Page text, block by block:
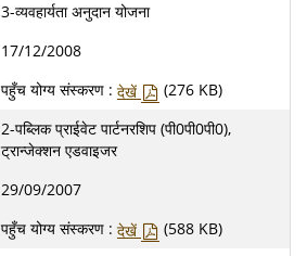
3-व्‍यवहार्यता अनुदान योजना
17/12/2008
पहुँच योग्य संस्करण : देखें
(276 KB)
2-पब्लिक प्राईवेट पार्टनरशिप (पी0पी0पी0),
ट्रान्‍जेक्‍शन एडवाइजर
29/09/2007
पहुँच योग्य संस्करण : देखें
(588 KB)